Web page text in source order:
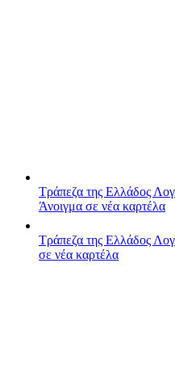
Τράπεζα της Ελλάδος
Άνοιγμα σε νέα καρτέλα
Τράπεζα της Ελλάδος
σε νέα καρτέλα